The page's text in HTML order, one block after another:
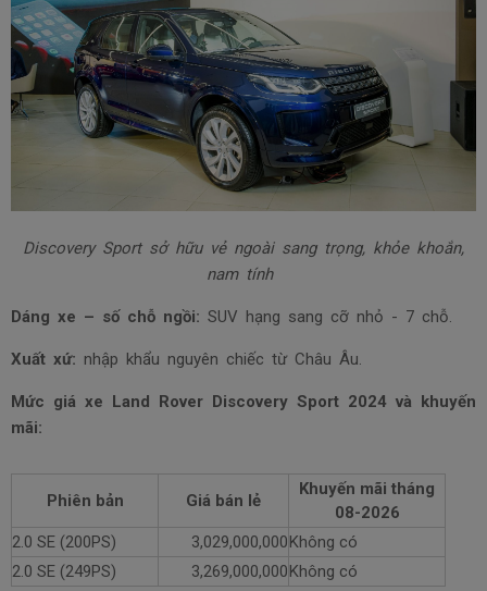
Discovery Sport sở hữu vẻ ngoài sang trọng, khỏe khoắn,
nam tính
Dáng xe – số chỗ ngồi: SUV hạng sang cỡ nhỏ - 7 chỗ.
Xuất xứ: nhập khẩu nguyên chiếc từ Châu Âu.
Mức giá xe Land Rover Discovery Sport 2024 và khuyến
mãi:
Phiên bản Giá bán lẻ
Khuyến mãi tháng
08-2026
2.0 SE (200PS)
3,029,000,000Không có
2.0 SE (249PS)
3,269,000,000Không có